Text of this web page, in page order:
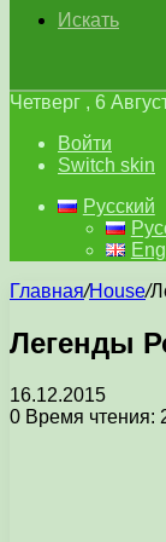
Искать
Четверг , 6
Войти
Switch skin
Русский
Главная/House/
Легенды
16.12.2015
0 Время чтения: